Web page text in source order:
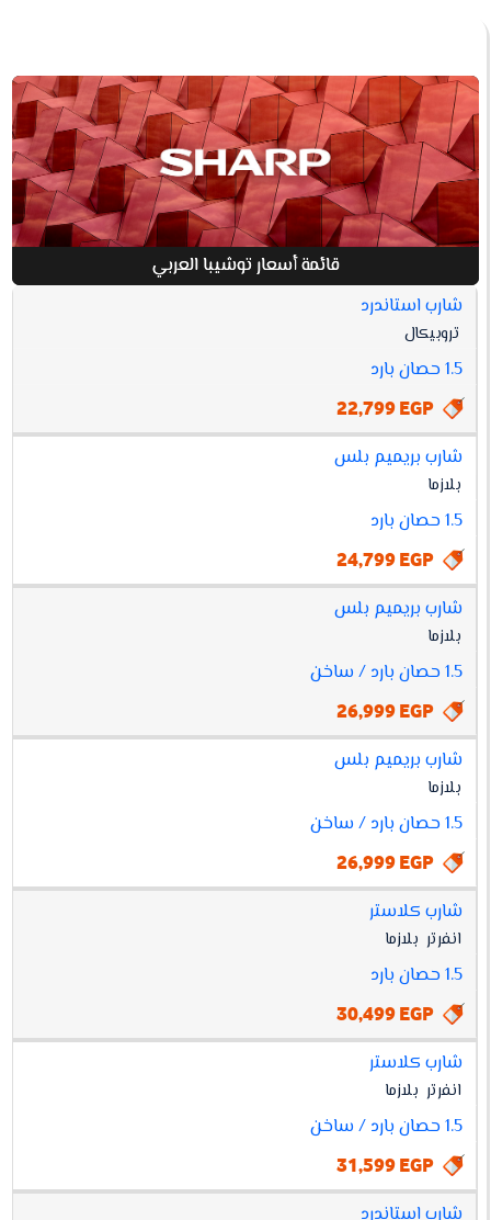
قائمة أسعار توشيبا العربي
افضل
أسعار
توشيبا
العربي
شارب استاندرد
تروبيكال
1.5 حصان بارد
22,799 EGP
شارب بريميم بلس
بلازما
1.5 حصان بارد
24,799 EGP
شارب بريميم بلس
بلازما
1.5 حصان بارد / ساخن
26,999 EGP
شارب بريميم بلس
بلازما
1.5 حصان بارد / ساخن
26,999 EGP
شارب كلاستر
انفرتر بلازما
1.5 حصان بارد
30,499 EGP
شارب كلاستر
انفرتر بلازما
1.5 حصان بارد / ساخن
31,599 EGP